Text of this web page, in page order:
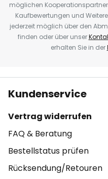
möglichen
Kaufbewertungen und
jederzeit möglich über den
finden oder über unser
erhalten Sie in der
Kundenservice
Vertrag widerrufen
FAQ & Beratung
Bestellstatus prüfen
Rücksendung/Retouren